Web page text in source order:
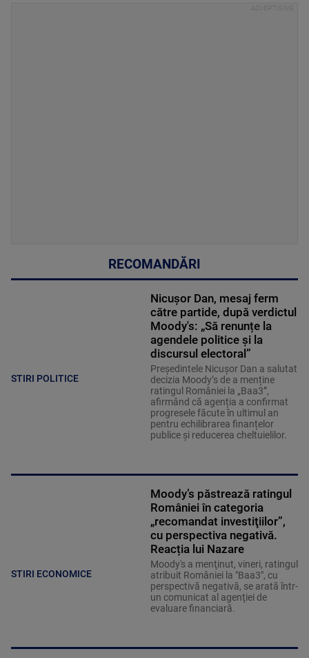
RECOMANDĂRI
STIRI POLITICE
Nicușor Dan, mesaj ferm
către partide, după verdictul
Moody's: „Să renunțe la
agendele politice şi la
discursul electoral”
Președintele Nicușor Dan a salutat
decizia Moody’s de a menține
ratingul României la „Baa3”,
afirmând că agenția a confirmat
progresele făcute în ultimul an
pentru echilibrarea finanțelor
publice și reducerea cheltuielilor.
STIRI ECONOMICE
Moody’s păstrează ratingul
României în categoria
„recomandat investiţiilor”,
cu perspectiva negativă.
Reacția lui Nazare
Moody's a menţinut, vineri, ratingul
atribuit României la "Baa3", cu
perspectivă negativă, se arată într-
un comunicat al agenţiei de
evaluare financiară.